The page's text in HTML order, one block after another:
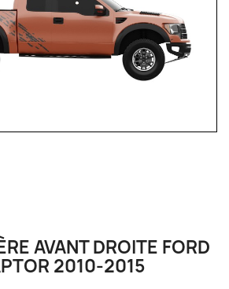
AVANT DROITE FORD
2010-2015